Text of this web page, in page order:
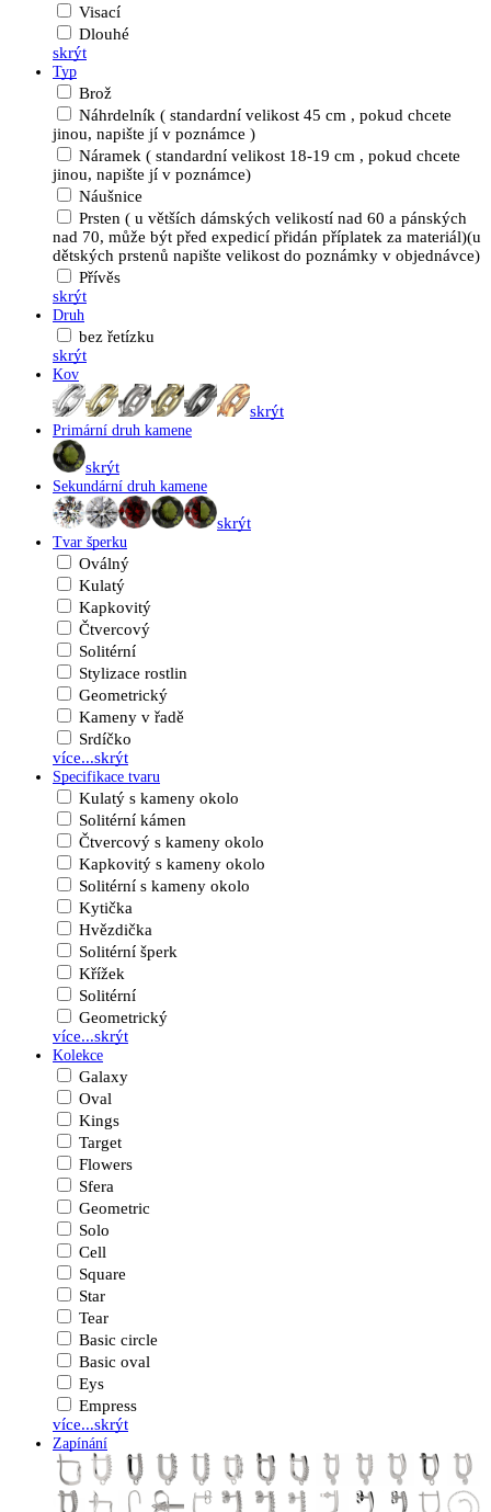
Visací
Dlouhé
skrýt
Typ
Brož
Náhrdelník ( standardní velikost 45 cm , pokud chcete
jinou, napište jí v poznámce )
Náramek ( standardní velikost 18-19 cm , pokud chcete
jinou, napište jí v poznámce)
Náušnice
Prsten ( u větších dámských velikostí nad 60 a pánských
nad 70, může být před expedicí přidán příplatek za materiál)(u
dětských prstenů napište velikost do poznámky v objednávce)
Přívěs
skrýt
Druh
bez řetízku
skrýt
Kov
skrýt
Primární druh kamene
skrýt
Sekundární druh kamene
skrýt
Tvar šperku
Oválný
Kulatý
Kapkovitý
Čtvercový
Solitérní
Stylizace rostlin
Geometrický
Kameny v řadě
Srdíčko
více...skrýt
Specifikace tvaru
Kulatý s kameny okolo
Solitérní kámen
Čtvercový s kameny okolo
Kapkovitý s kameny okolo
Solitérní s kameny okolo
Kytička
Hvězdička
Solitérní šperk
Křížek
Solitérní
Geometrický
více...skrýt
Kolekce
Galaxy
Oval
Kings
Target
Flowers
Sfera
Geometric
Solo
Cell
Square
Star
Tear
Basic circle
Basic oval
Eys
Empress
více...skrýt
Zapínání